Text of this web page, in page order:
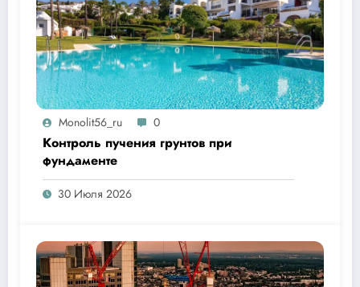
Monolit56_ru 0
Контроль пучения грунтов при
фундаменте
30 Июля 2026